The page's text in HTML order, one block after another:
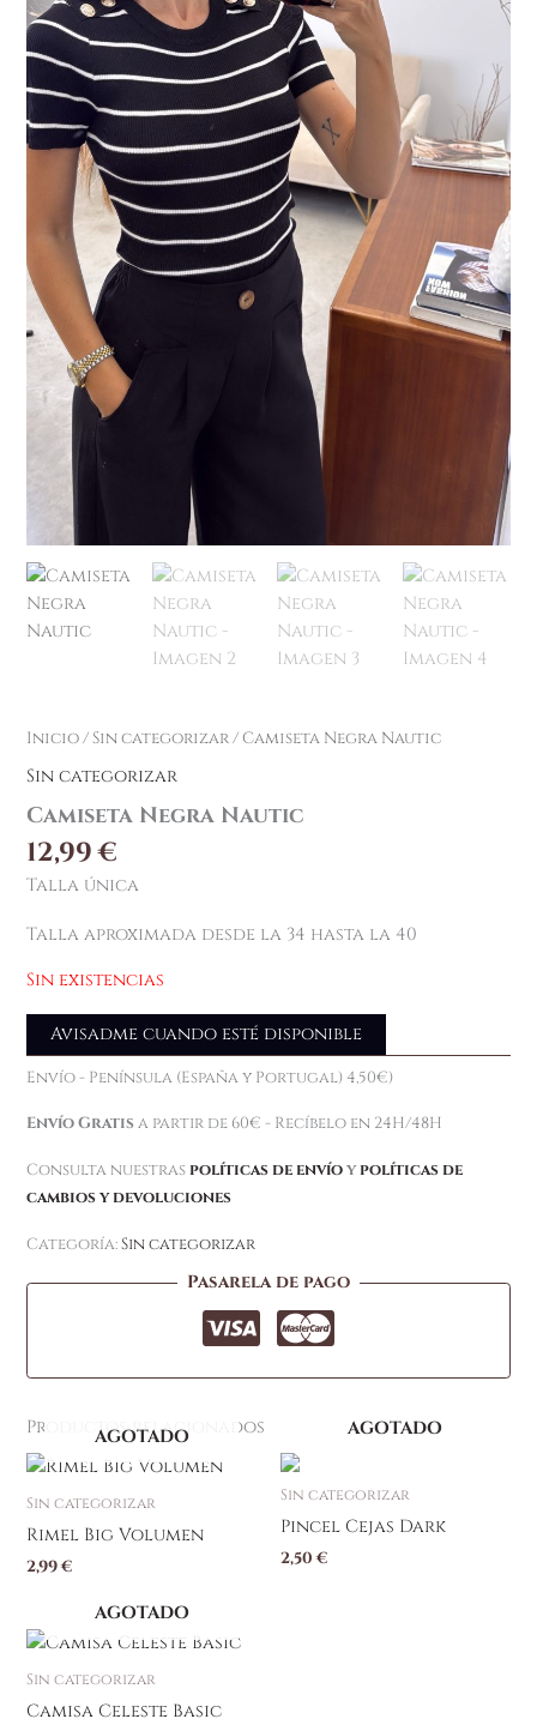
Inicio/Sin categorizar/ Camiseta Negra Nautic
Sin categorizar
Camiseta Negra Nautic
12,99€
Talla única
Talla aproximada desde la 34 hasta la 40
Sin existencias
Avisadme cuando esté disponible
Envío - Península (España y Portugal) 4,50€)
Envío Gratis a partir de 60€ - Recíbelo en 24H/48H
Consulta nuestras políticas de envíoy políticas de
cambios y devoluciones
Categoría:Sin categorizar
Pasarela de pago
Productos relacionados
AGOTADO
Sin categorizar
Rimel Big Volumen
2,99€
AGOTADO
Sin categorizar
Pincel Cejas Dark
2,50€
AGOTADO
Sin categorizar
Camisa Celeste Basic